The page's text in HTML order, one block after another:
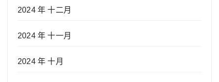
2024 年 十二月
2024 年 十一月
2024 年 十月